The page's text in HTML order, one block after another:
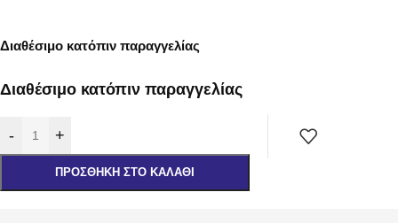
Διαθέσιμο κατόπιν παραγγελίας
Διαθέσιμο κατόπιν παραγγελίας
- +
ΠΡΟΣΘΉΚΗ ΣΤΟ ΚΑΛΆΘΙ